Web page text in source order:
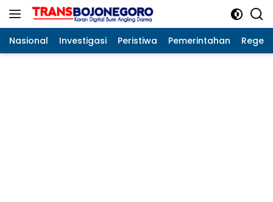
Langsung
Nasional Investigasi Peristiwa Pemerintahan